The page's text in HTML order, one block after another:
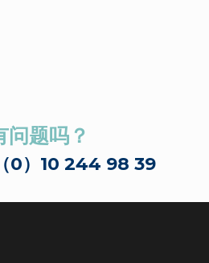
问题吗？
0）10 244 98 39